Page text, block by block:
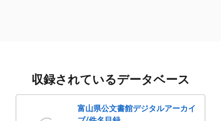
収録されているデータベース
富山県公文書館デジタルアーカイ